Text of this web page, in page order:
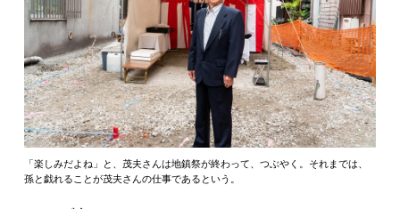
「楽しみだよね」と、茂夫さんは地鎮祭が終わって、つぶやく。それまでは、
孫と戯れることが茂夫さんの仕事であるという。